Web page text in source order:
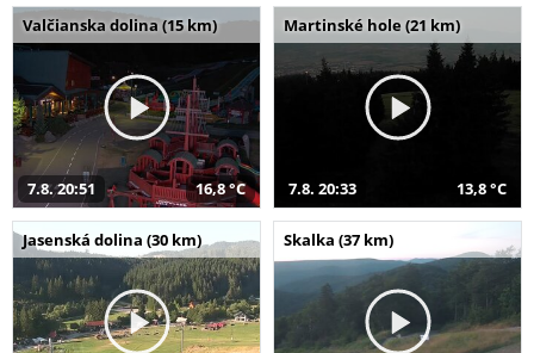
Valčianska dolina (15 km)
7.8. 20:51 16,8 °C
Martinské hole (21 km)
7.8. 20:33 13,8 °C
Jasenská dolina (30 km) Skalka (37 km)